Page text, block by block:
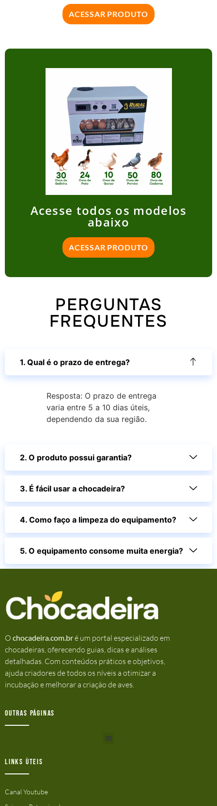
ACESSAR PRODUTO
Acesse todos os modelos
abaixo
ACESSAR PRODUTO
PERGUNTAS
FREQUENTES
1. Qual é o prazo de entrega?
Resposta: O prazo de entrega
varia entre 5 a 10 dias úteis,
dependendo da sua região.
2. O produto possui garantia?
3. É fácil usar a chocadeira?
4. Como faço a limpeza do equipamento?
5. O equipamento consome muita energia?
O chocadeira.com.bré um portal especializado em
chocadeiras, oferecendo guias, dicas e análises
detalhadas. Com conteúdos práticos e objetivos,
ajuda criadores de todos os níveis a otimizar a
incubação e melhorar a criação de aves.
Outras Páginas
Links ùteis
Canal Youtube